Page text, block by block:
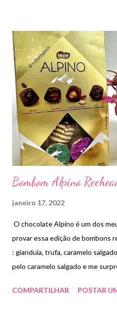
Bombom Alpino
janeiro 17, 2022
O chocolate Alpino é um dos
provar essa edição de bombons
: gianduia, trufa, caramelo
pelo caramelo salgado e me
COMPARTILHAR
POSTAR